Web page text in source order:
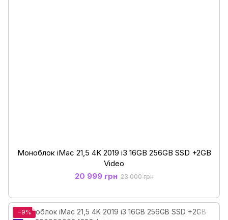
Моноблок iMac 21,5 4K 2019 i3 16GB 256GB SSD +2GB
Video
20 999 грн 23 000 грн
−9%